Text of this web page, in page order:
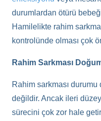
durumlardan ötürü
Hamilelikte rahim
kontrolünde olması çok
Rahim Sarkması
Rahim sarkması
değildir. Ancak ileri
sürecini çok zor hale